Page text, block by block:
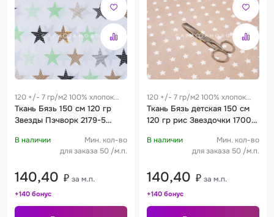
120 +/- 7 гр/м2 100% хлопок
0.28 м
Ткань Бязь 150 см 120 гр
Звезды Пэчворк 2179-5
В наличии
Мин. кол-во
для заказа 50 /м.п.
140,40 ₽ за м.п.
+140 бонус
120 +/- 7 гр/м2 100% хлопок
0.28 м
Ткань Бязь детская 150 см
120 гр рис Звездочки 1700-
В наличии
Мин. кол-во
для заказа 50 /м.п.
140,40 ₽ за м.п.
+140 бонус